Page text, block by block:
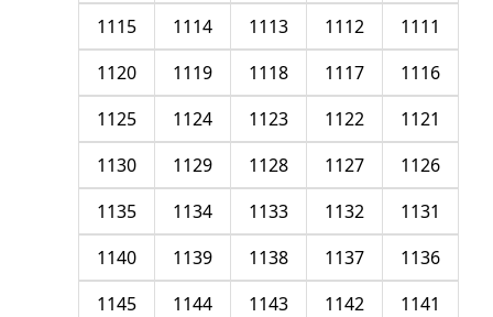
1111
1112
1113
1114
1115
1116
1117
1118
1119
1120
1121
1122
1123
1124
1125
1126
1127
1128
1129
1130
1131
1132
1133
1134
1135
1136
1137
1138
1139
1140
1141
1142
1143
1144
1145